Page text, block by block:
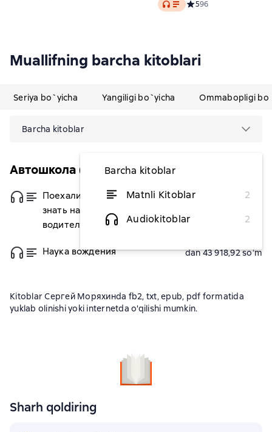
водителямСредний рейтинг 5 на
596
Muallifning barcha kitoblari
Seriya bo`yicha Yangiligi bo`yicha Ommabopligi
Barcha kitoblar
Barcha kitoblar
Matnli Kitoblar
2
Audiokitoblar
2
Автошкола (Питер)
Поехали! Все, что нужно
знать начинающим
водителям
dan 64 482,96 soʻm
Наука вождения dan 43 918,92 soʻm
Kitoblar Сергей Моряхинda fb2, txt, epub, pdf formatida
yuklab olinishi yoki internetda o'qilishi mumkin.
Sharh qoldiring